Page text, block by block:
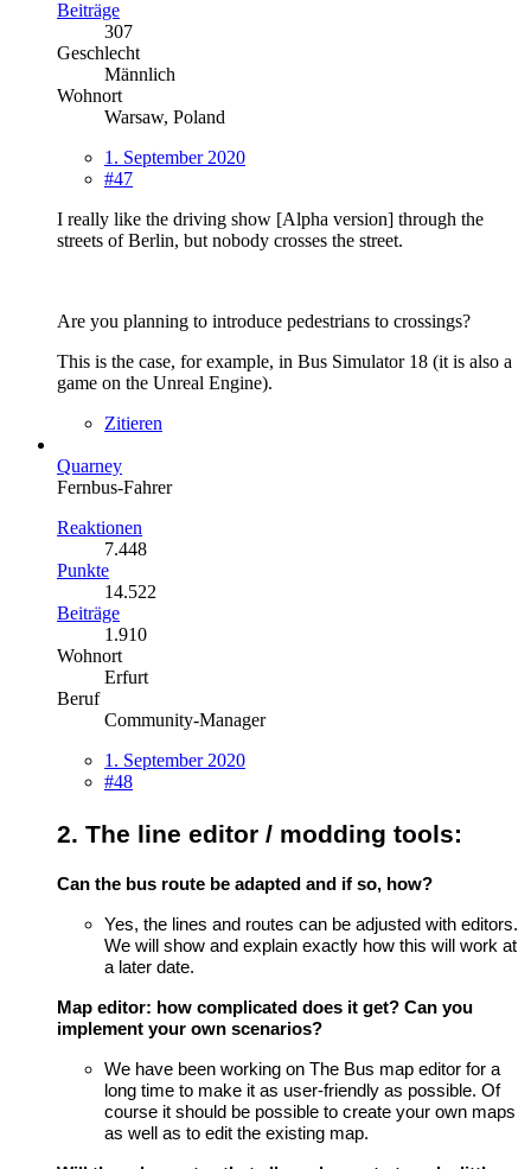
Beiträge
307
Geschlecht
Männlich
Wohnort
Warsaw, Poland
1. September 2020
#47
I really like the driving show [Alpha version] through the
streets of Berlin, but nobody crosses the street.
Are you planning to introduce pedestrians to crossings?
This is the case, for example, in Bus Simulator 18 (it is also a
game on the Unreal Engine).
Zitieren
Quarney
Fernbus-Fahrer
Reaktionen
7.448
Punkte
14.522
Beiträge
1.910
Wohnort
Erfurt
Beruf
Community-Manager
1. September 2020
#48
2. The line editor / modding tools:
Can the bus route be adapted and if so, how?
Yes, the lines and routes can be adjusted with editors.
We will show and explain exactly how this will work at
a later date.
Map editor: how complicated does it get? Can you
implement your own scenarios?
We have been working on The Bus map editor for a
long time to make it as user-friendly as possible. Of
course it should be possible to create your own maps
as well as to edit the existing map.